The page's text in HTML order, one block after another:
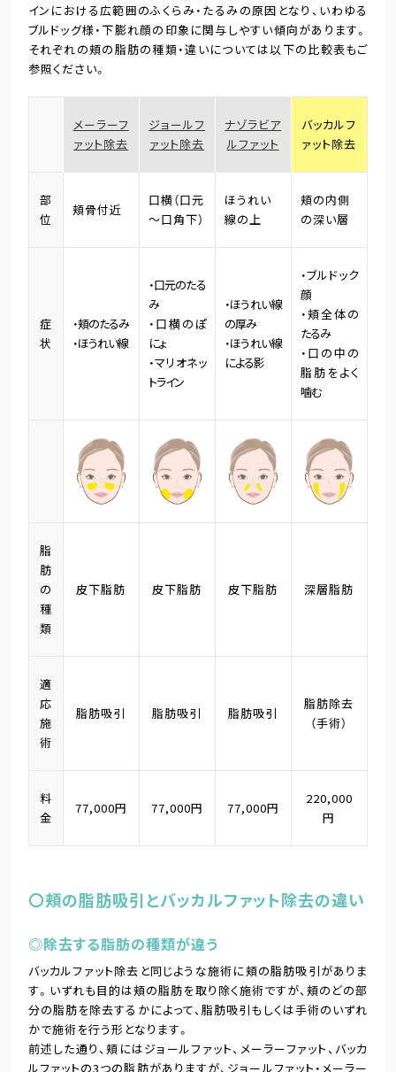
インにおける広範囲のふくらみ・たるみの原因となり、いわゆる
ブルドッグ様・下膨れ顔の印象に関与しやすい傾向があります。
それぞれの頬の脂肪の種類・違いについては以下の比較表もご
参照ください。
メーラーフ
ァット除去
ジョールフ
ァット除去
ナゾラビア
ルファット
バッカルフ
ァット除去
部
位
頬骨付近
口横（口元
～口角下）
ほうれい
線の上
頬の内側
の深い層
症
状
・頬のたるみ
・ほうれい線
・口元のたる
み
・口横のぽ
にょ
・マリオネッ
トライン
・ほうれい線
の厚み
・ほうれい線
による影
・ブルドック
顔
・頬全体の
たるみ
・口の中の
脂肪をよく
噛む
脂
肪
の
種
類
皮下脂肪 皮下脂肪 皮下脂肪 深層脂肪
適
応
施
術
脂肪吸引 脂肪吸引 脂肪吸引
脂肪除去
（手術）
料
金
77,000円 77,000円 77,000円
220,000
円
〇頬の脂肪吸引とバッカルファット除去の違い
◎除去する脂肪の種類が違う
バッカルファット除去と同じような施術に頬の脂肪吸引がありま
す。いずれも目的は頬の脂肪を取り除く施術ですが、頬のどの部
分の脂肪を除去するかによって、脂肪吸引もしくは手術のいずれ
かで施術を行う形となります。
前述した通り、頬にはジョールファット、メーラーファット、バッカ
ルファットの3つの脂肪がありますが、ジョールファット・メーラー